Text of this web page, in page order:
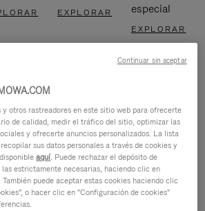
EXPLORAR
especial
EXPLORAR
y otros rastreadores en este sitio web para ofrecerte
de calidad, medir el tráfico del sitio, optimizar las
y ofrecerte anuncios personalizados. La lista
sus datos personales a través de cookies y
aquí. Puede rechazar el depósito de
estrictamente necesarias, haciendo clic en
puede aceptar estas cookies haciendo clic
o hacer clic en "Configuración de cookies"
Continuar sin aceptar